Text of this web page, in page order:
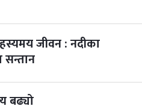
७ महिना बाँकी
जीवन : नदीका
सन्तान
बढ्यो